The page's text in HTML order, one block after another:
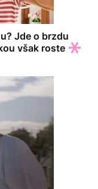
Jde o brzdu
však roste